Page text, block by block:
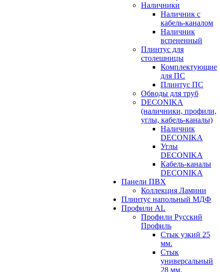
Наличники
Наличник с
кабель-каналом
Наличник
вспененный
Плинтус для
столешницы
Комплектующие
для ПС
Плинтус ПС
Обводы для труб
DECONIKA
(наличники, профили,
углы, кабель-каналы)
Наличник
DECONIKA
Углы
DECONIKA
Кабель-каналы
DECONIKA
Панели ПВХ
Коллекция Ламини
Плинтус напольный МДФ
Профили AL
Профили Русский
Профиль
Стык узкий 25
мм.
Стык
универсальный
28 мм.